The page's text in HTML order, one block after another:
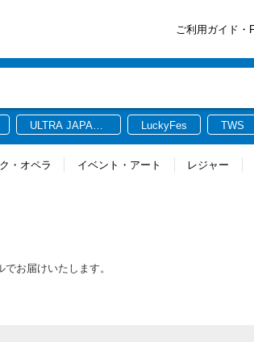
ご利用ガイド・
ULTRA JAPAN
LuckyFes TWS
・オペラ イベント・アート レジャー
お届けいたします。